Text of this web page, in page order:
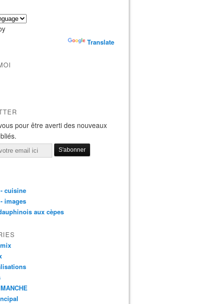
Translate
pour être averti des nouveaux
cuisine
images
aux cèpes